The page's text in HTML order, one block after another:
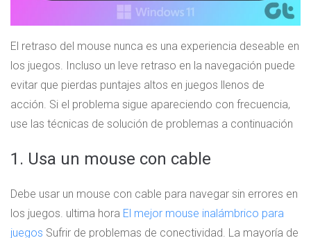
El retraso del mouse nunca es una experiencia deseable en
los juegos. Incluso un leve retraso en la navegación puede
evitar que pierdas puntajes altos en juegos llenos de
acción. Si el problema sigue apareciendo con frecuencia,
use las técnicas de solución de problemas a continuación
1. Usa un mouse con cable
Debe usar un mouse con cable para navegar sin errores en
los juegos. ultima hora El mejor mouse inalámbrico para
juegos Sufrir de problemas de conectividad. La mayoría de